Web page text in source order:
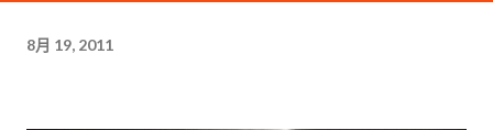
8月 19, 2011